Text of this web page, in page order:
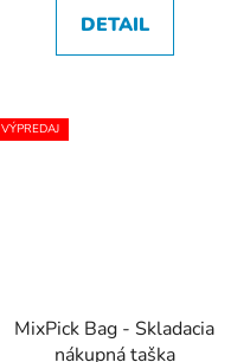
DETAIL
VÝPREDAJ
MixPick Bag - Skladacia
nákupná taška